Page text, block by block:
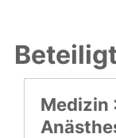
Medizin